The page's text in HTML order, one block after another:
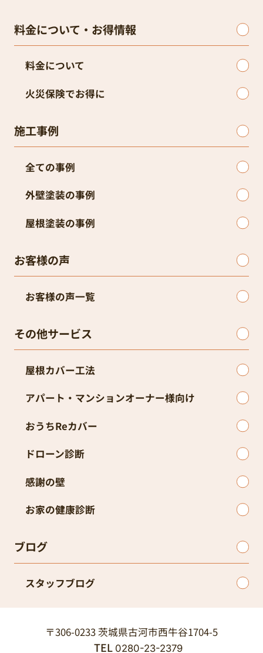
料金について・お得情報
料金について
火災保険でお得に
施工事例
全ての事例
外壁塗装の事例
屋根塗装の事例
お客様の声
お客様の声一覧
その他サービス
屋根カバー工法
アパート・マンションオーナー様向け
おうちReカバー
ドローン診断
感謝の壁
お家の健康診断
ブログ
スタッフブログ
〒306-0233 茨城県古河市西牛谷1704-5
TEL 0280-23-2379